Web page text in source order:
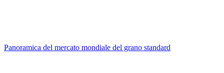
Panoramica del mercato mondiale del grano standard